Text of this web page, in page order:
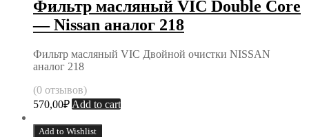
Фильтр масляный VIC Double Core
— Nissan аналог 218
Фильтр масляный VIC Двойной очистки NISSAN
аналог 218
(0 отзывов)
570,00₽ Add to cart
Add to Wishlist